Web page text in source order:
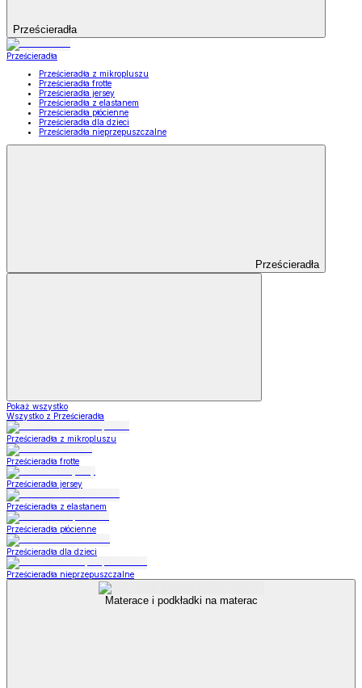
Prześcieradła
Prześcieradła
Prześcieradła z mikropluszu
Prześcieradła frotte
Prześcieradła jersey
Prześcieradła z elastanem
Prześcieradła płócienne
Prześcieradła dla dzieci
Prześcieradła nieprzepuszczalne
Prześcieradła
Pokaż wszystko
Wszystko z Prześcieradła
Prześcieradła z mikropluszu
Prześcieradła frotte
Prześcieradła jersey
Prześcieradła z elastanem
Prześcieradła płócienne
Prześcieradła dla dzieci
Prześcieradła nieprzepuszczalne
Materace i podkładki na materac